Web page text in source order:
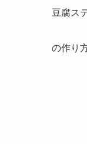
豆腐ス
の作り